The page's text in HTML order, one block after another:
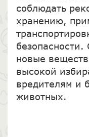
соблюдать
хранению,
новые
высокой
вредителям и
животных.